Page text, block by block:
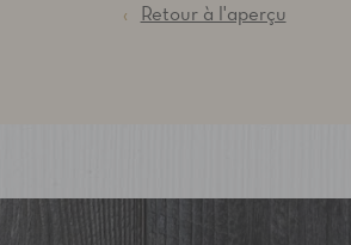
‹ Retour à l'aperçu